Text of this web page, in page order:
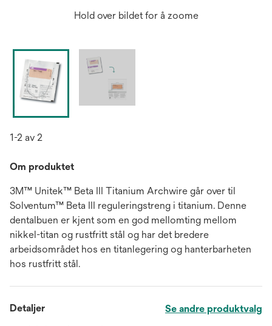
Hold over bildet for å zoome
1-2 av 2
Om produktet
3M™ Unitek™ Beta III Titanium Archwire går over til
Solventum™ Beta III reguleringstreng i titanium. Denne
dentalbuen er kjent som en god mellomting mellom
nikkel-titan og rustfritt stål og har det bredere
arbeidsområdet hos en titanlegering og hanterbarheten
hos rustfritt stål.
Detaljer Se andre produktvalg